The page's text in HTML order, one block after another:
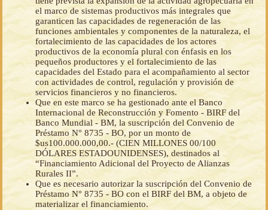
el marco de sistemas productivos más integrales que
garanticen las capacidades de regeneración de las
funciones ambientales y componentes de la naturaleza, el
fortalecimiento de las capacidades de los actores
productivos de la economía plural con énfasis en los
pequeños productores y el fortalecimiento de las
capacidades del Estado para el acompañamiento al sector
con actividades de control, regulación y provisión de
servicios financieros y no financieros.
Que en este marco se ha gestionado ante el Banco
Internacional de Reconstrucción y Fomento - BIRF del
Banco Mundial - BM, la suscripción del Convenio de
Préstamo N° 8735 - BO, por un monto de
$us100.000.000,00.- (CIEN MILLONES 00/100
DÓLARES ESTADOUNIDENSES), destinados al
“Financiamiento Adicional del Proyecto de Alianzas
Rurales II”.
Que es necesario autorizar la suscripción del Convenio de
Préstamo N° 8735 - BO con el BIRF del BM, a objeto de
materializar el financiamiento.